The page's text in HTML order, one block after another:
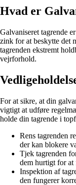
Hvad er
Galvaniseret tagrende
zink for at beskytte det
tagrenden ekstremt
vejrforhold.
For at sikre, at din
vigtigt at udføre
holde din tagrende i
Rens tagrenden
der kan blokere
Tjek tagrenden
dem hurtigt for at
Inspektion af
den fungerer